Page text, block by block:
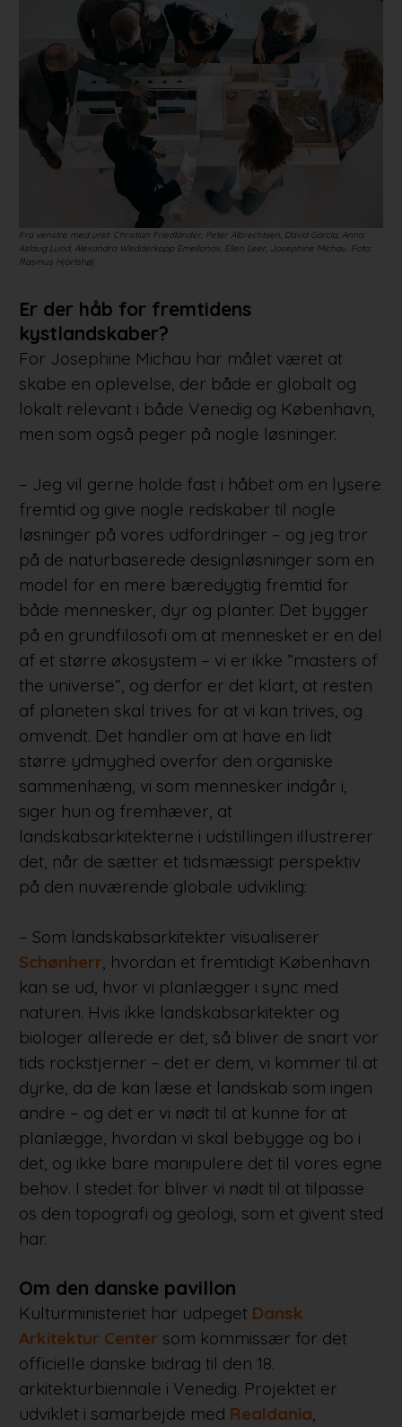
Fra venstre med uret: Christian Friedländer, Peter Albrechtsen, David Garcia, Anna
Aslaug Lund, Alexandra Wedderkopp Emelianov, Ellen Leer, Josephine Michau. Foto:
Rasmus Hjortshøj
Er der håb for fremtidens
kystlandskaber?
For Josephine Michau har målet været at
skabe en oplevelse, der både er globalt og
lokalt relevant i både Venedig og København,
men som også peger på nogle løsninger.
– Jeg vil gerne holde fast i håbet om en lysere
fremtid og give nogle redskaber til nogle
løsninger på vores udfordringer – og jeg tror
på de naturbaserede designløsninger som en
model for en mere bæredygtig fremtid for
både mennesker, dyr og planter. Det bygger
på en grundfilosofi om at mennesket er en del
af et større økosystem – vi er ikke ”masters of
the universe”, og derfor er det klart, at resten
af planeten skal trives for at vi kan trives, og
omvendt. Det handler om at have en lidt
større ydmyghed overfor den organiske
sammenhæng, vi som mennesker indgår i,
siger hun og fremhæver, at
landskabsarkitekterne i udstillingen illustrerer
det, når de sætter et tidsmæssigt perspektiv
på den nuværende globale udvikling:
– Som landskabsarkitekter visualiserer
Schønherr, hvordan et fremtidigt København
kan se ud, hvor vi planlægger i sync med
naturen. Hvis ikke landskabsarkitekter og
biologer allerede er det, så bliver de snart vor
tids rockstjerner – det er dem, vi kommer til at
dyrke, da de kan læse et landskab som ingen
andre – og det er vi nødt til at kunne for at
planlægge, hvordan vi skal bebygge og bo i
det, og ikke bare manipulere det til vores egne
behov. I stedet for bliver vi nødt til at tilpasse
os den topografi og geologi, som et givent sted
har.
Om den danske pavillon
Kulturministeriet har udpeget Dansk
Arkitektur Center som kommissær for det
officielle danske bidrag til den 18.
arkitekturbiennale i Venedig. Projektet er
udviklet i samarbejde med Realdania,